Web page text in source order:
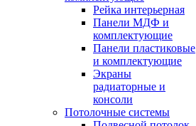
Рейка интерьерная
Панели МДФ и
комплектующие
Панели пластиковые
и комплектующие
Экраны
радиаторные и
консоли
Потолочные системы